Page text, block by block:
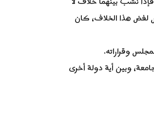
لفض هذا الخلاف، كان
وقراراته.
وبين أية دولة أخرى